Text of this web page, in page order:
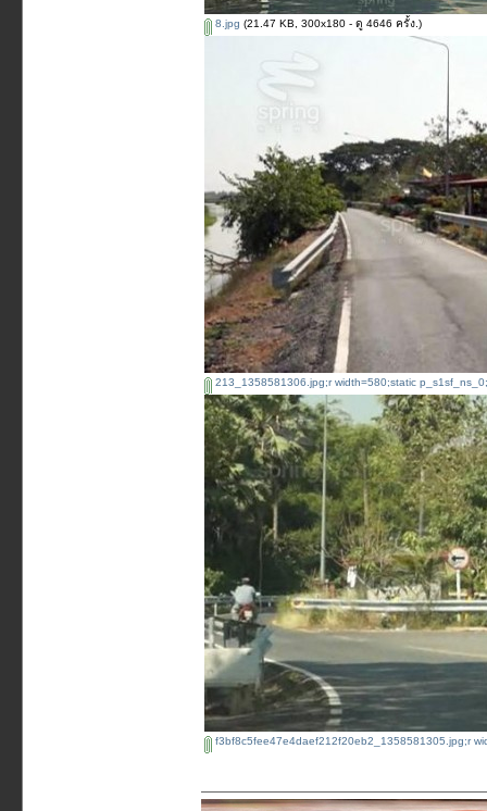
8.jpg (21.47 KB, 300x180 - ดู 4646 ครั้ง.)
213_1358581306.jpg;r width=580;static
f3bf8c5fee47e4daef212f20eb2_1358581305.jpg;r